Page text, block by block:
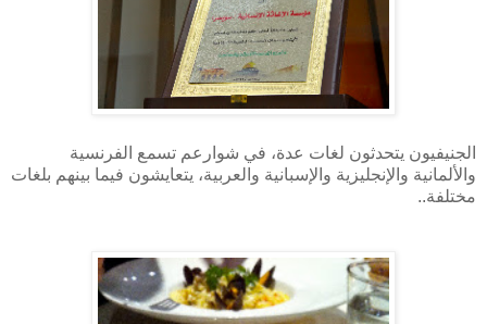
الجنيفيون يتحدثون لغات عدة، في شوارعم تسمع الفرنسية
والألمانية والإنجليزية والإسبانية والعربية، يتعايشون فيما بينهم بلغات
مختلفة..